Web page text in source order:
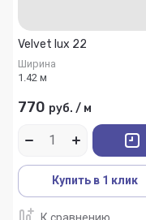
Velvet lux 22
Ширина
1.42 м
770 руб. / м
Купить в 1 клик
К сравнению